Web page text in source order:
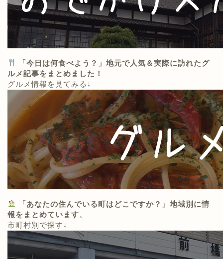
「今日は何食べよう？」地元で人気＆実際に訪れたグ
ルメ記事をまとめました！
グルメ情報を見てみる↓
「あなたの住んでいる町はどこですか？」地域別に情
報をまとめています。
市町村別で探す↓